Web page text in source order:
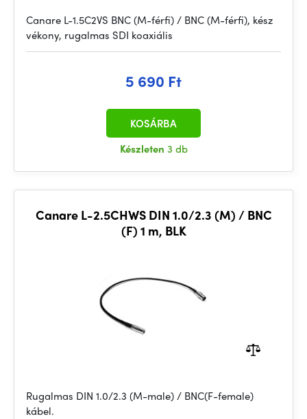
Canare L-1.5C2VS BNC (M-férfi) / BNC (M-férfi), kész
vékony, rugalmas SDI koaxiális
5 690 Ft
Készleten 3 db
KOSÁRBA
Canare L-2.5CHWS DIN 1.0/2.3 (M) / BNC
(F) 1 m, BLK
Rugalmas DIN 1.0/2.3 (M-male) / BNC(F-female)
kábel.